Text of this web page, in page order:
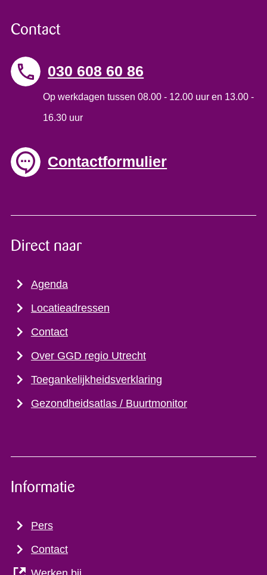
Contact
030 608 60 86
Op werkdagen tussen 08.00 - 12.00 uur en 13.00 -
16.30 uur
Contactformulier
Direct naar
Agenda
Locatieadressen
Contact
Over GGD regio Utrecht
Toegankelijkheidsverklaring
Gezondheidsatlas / Buurtmonitor
Informatie
Pers
Contact